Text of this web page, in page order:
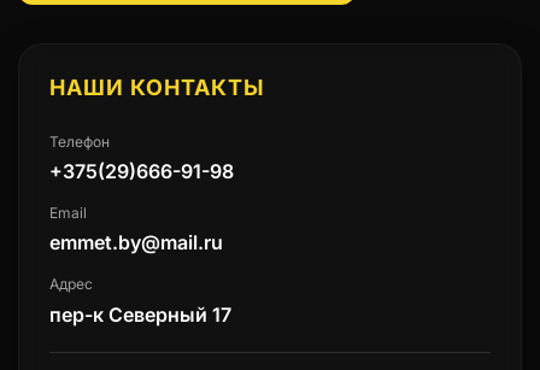
НАШИ КОНТАКТЫ
Телефон
+375(29)666-91-98
Email
emmet.by@mail.ru
Адрес
пер-к Северный 17